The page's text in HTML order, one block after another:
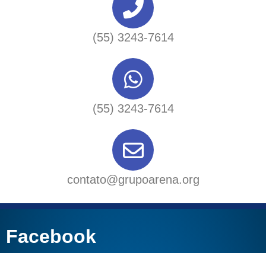
(55) 3243-7614
(55) 3243-7614
contato@grupoarena.org
Facebook